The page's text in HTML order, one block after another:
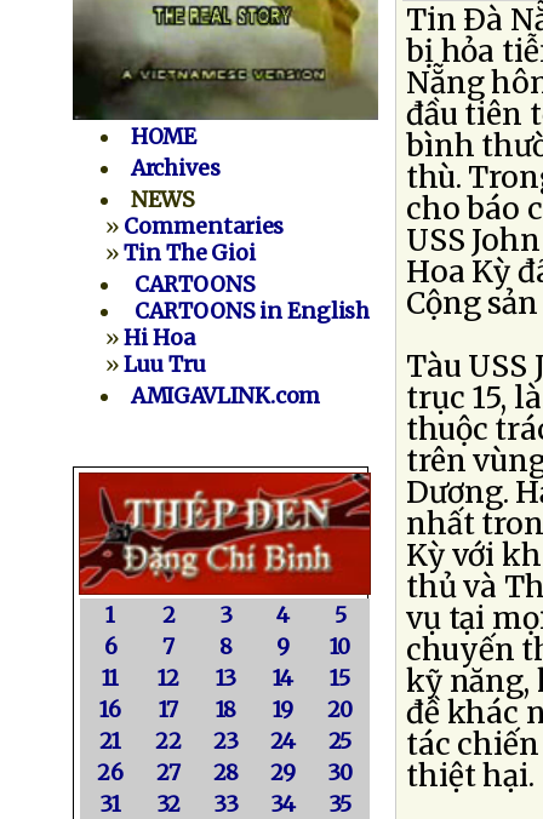
HOME
Archives
NEWS
» Commentaries
»Tin The Gioi
CARTOONS
CARTOONS in English
»Hi Hoa
»Luu Tru
AMIGAVLINK.com
1 2 3 4
5
6
7 8 9
10
11
12 13 14
15
16
17 18 19
20
21
22 23 24
25
26
27 28 29
30
31
32 33 34
35
Tin Ðà
bị hỏa
Nẵng
đầu tiên
bình
thù.
cho báo
USS
Hoa Kỳ
Cộng
Tàu
trục 15,
thuộc
trên
Dương.
nhất
Kỳ với
thủ và
vụ tại
chuyến
kỹ năng,
đề khác
tác
thiệt hại.